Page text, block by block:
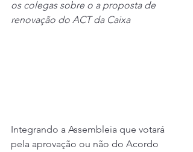
os colegas sobre o a proposta de
renovação do ACT da Caixa
Integrando a Assembleia que votará
pela aprovação ou não do Acordo